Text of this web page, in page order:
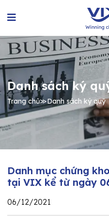
Danh sách ký
Trang chủ≫Danh sách ký quỹ
Danh mục chứng
tại VIX kể từ ngày
06/12/2021